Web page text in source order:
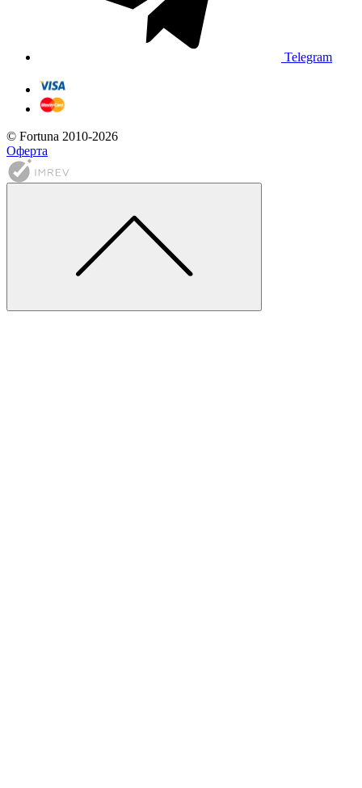
Telegram
© Fortuna 2010-2026
Оферта